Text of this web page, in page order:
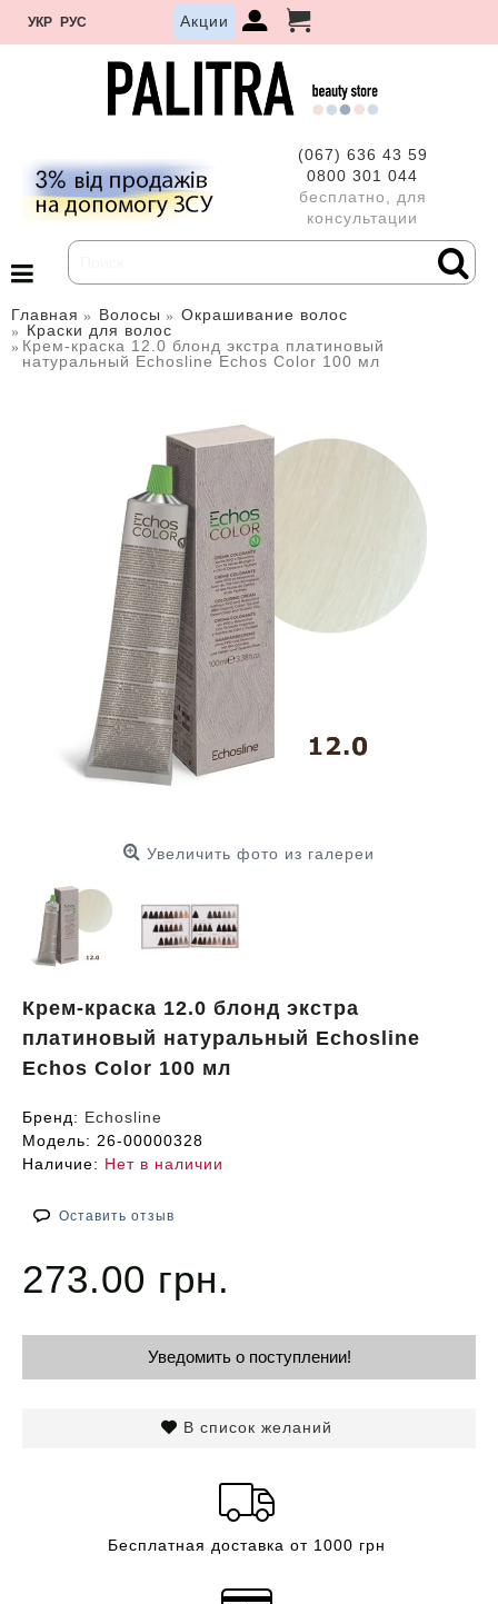
УКР РУС Акции
(067) 636 43 59
0800 301 044
бесплатно, для
консультации
Главная Волосы
Окрашивание волос
Краски для волос
Крем-краска 12.0 блонд экстра платиновый
натуральный Echosline Echos Color 100 мл
Увеличить фото из галереи
Крем-краска 12.0 блонд экстра
платиновый натуральный Echosline
Echos Color 100 мл
Бренд: Echosline
Модель: 26-00000328
Наличие: Нет в наличии
Оставить отзыв
273.00 грн.
Уведомить о поступлении!
В список желаний
Бесплатная доставка от 1000 грн